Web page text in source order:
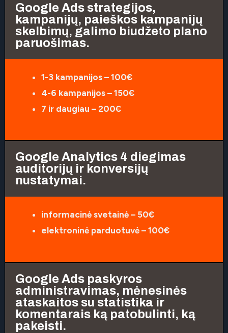
Google Ads strategijos,
kampanijų, paieškos kampanijų
skelbimų, galimo biudžeto plano
paruošimas.
1-3 kampanijos – 100€
4-6 kampanijos – 150€
7 ir daugiau – 200€
Google Analytics 4 diegimas
auditorijų ir konversijų
nustatymai.
informacinė svetainė – 50€
elektroninė parduotuvė – 100€
Google Ads paskyros
administravimas, mėnesinės
ataskaitos su statistika ir
komentarais ką patobulinti, ką
pakeisti.